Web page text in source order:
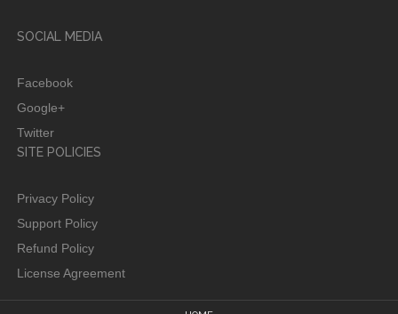
SOCIAL MEDIA
Facebook
Google+
Twitter
SITE POLICIES
Privacy Policy
Support Policy
Refund Policy
License Agreement